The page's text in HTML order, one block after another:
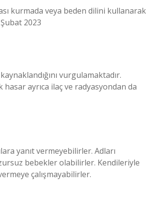
kurmada veya beden dilini kullanarak
2023
vurgulamaktadır.
ayrıca ilaç ve radyasyondan da
yanıt vermeyebilirler. Adları
bebekler olabilirler. Kendileriyle
çalışmayabilirler.